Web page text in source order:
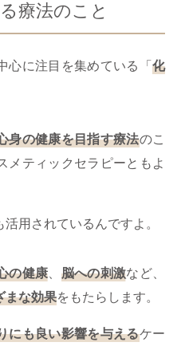
療法のこと
心に注目を集めている「 化
身の健康を目指す療法のこ
メティックセラピーともよ
用されているんですよ。
の健康 脳への刺激など、
まな効果をもたらします。
にも良い影響を与えるケー